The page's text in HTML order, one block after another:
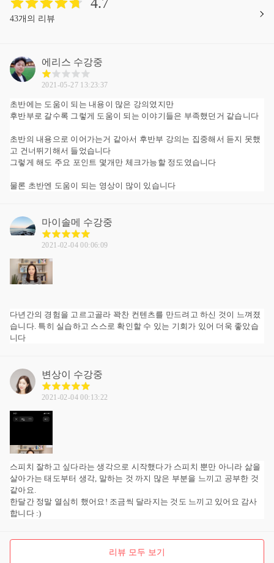
43개의 리뷰
에리스 수강중
2021-05-27 13:23:37
초반에는 도움이 되는 내용이 많은 강의였지만
후반부로 갈수록 그렇게 도움이 되는 이야기들은 부족했던거 같습니다
초반의 내용으로 이어가는거 같아서 후반부 강의는 집중해서 듣지 못했
고 건너뛰기해서 들었습니다
그렇게 해도 주요 포인트 몇개만 체크가능할 정도였습니다
물론 초반엔 도움이 되는 영상이 많이 있습니다
마이솔메 수강중
2021-02-04 00:06:09
다년간의 경험을 고르고골라 꽉찬 컨텐츠를 만드려고 하신 것이 느껴졌
습니다. 특히 실습하고 스스로 확인할 수 있는 기회가 있어 더욱 좋았습
니다
변상이 수강중
2021-02-04 00:13:22
스피치 잘하고 싶다라는 생각으로 시작했다가 스피치 뿐만 아니라 삶을
살아가는 태도부터 생각, 말하는 것 까지 많은 부분을 느끼고 공부한 것
같아요.
한달간 정말 열심히 했어요! 조금씩 달라지는 것도 느끼고 있어요 감사
합니다 :)
리뷰 모두 보기